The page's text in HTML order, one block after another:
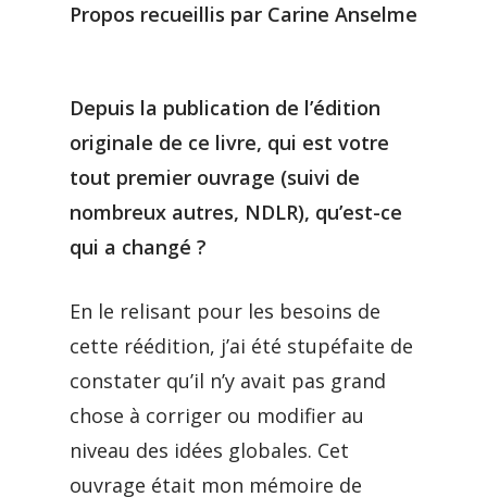
Propos recueillis par Carine Anselme
Depuis la publication de l’édition
originale de ce livre, qui est votre
tout premier ouvrage (suivi de
nombreux autres, NDLR), qu’est-ce
qui a changé ?
En le relisant pour les besoins de
cette réédition, j’ai été stupéfaite de
constater qu’il n’y avait pas grand
chose à corriger ou modifier au
niveau des idées globales. Cet
ouvrage était mon mémoire de